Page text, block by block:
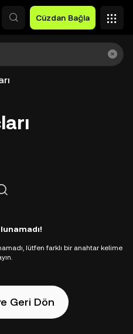
Cüzdan Bağla
lütfen farklı bir anahtar kelime
Geri Dön